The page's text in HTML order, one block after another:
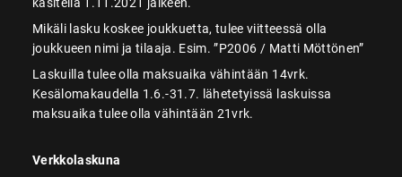
Mikäli lasku koskee joukkuetta, tulee viitteessä olla
joukkueen nimi ja tilaaja. Esim. ”P2006 / Matti Möttönen”
Laskuilla tulee olla maksuaika vähintään 14vrk.
Kesälomakaudella 1.6.-31.7. lähetetyissä laskuissa
maksuaika tulee olla vähintään 21vrk.
Verkkolaskuna